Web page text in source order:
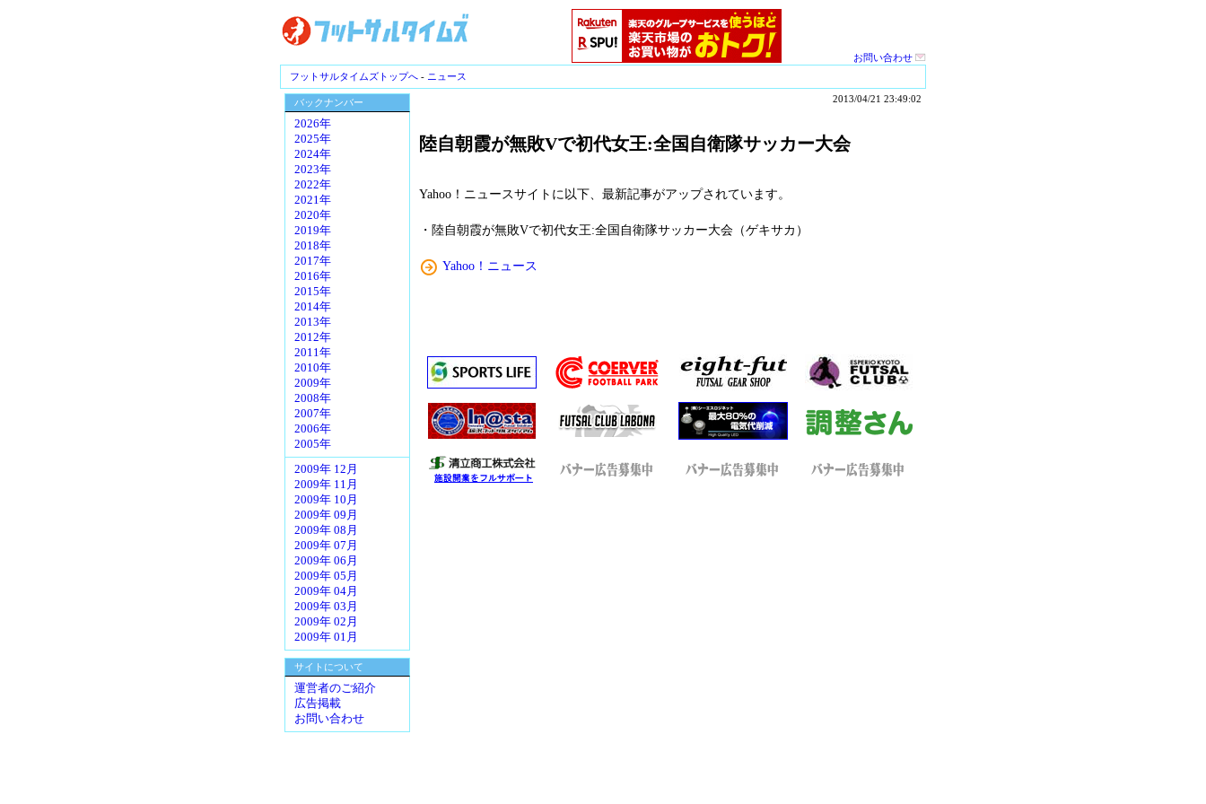
お問い合わせ
フットサルタイムズトップへ - ニュース
バックナンバー
2026年
2025年
2024年
2023年
2022年
2021年
2020年
2019年
2018年
2017年
2016年
2015年
2014年
2013年
2012年
2011年
2010年
2009年
2008年
2007年
2006年
2005年
2009年 12月
2009年 11月
2009年 10月
2009年 09月
2009年 08月
2009年 07月
2009年 06月
2009年 05月
2009年 04月
2009年 03月
2009年 02月
2009年 01月
サイトについて
運営者のご紹介
広告掲載
お問い合わせ
2013/04/21 23:49:02
陸自朝霞が無敗Vで初代女王:全国自衛隊サッカー大会
Yahoo！ニュースサイトに以下、最新記事がアップされています。
・陸自朝霞が無敗Vで初代女王:全国自衛隊サッカー大会（ゲキサカ）
Yahoo！ニュース